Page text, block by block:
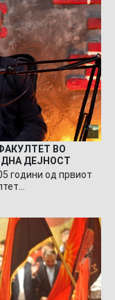
ВО
ДЕЈНОСТ
години од првиот